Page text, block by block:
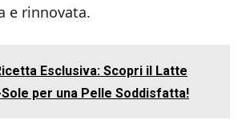
e rinnovata.
Esclusiva: Scopri il Latte
per una Pelle Soddisfatta!